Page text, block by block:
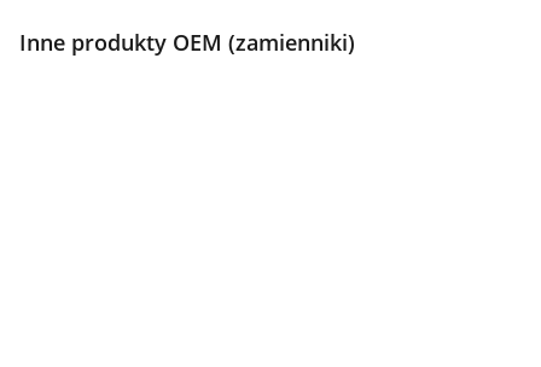
Inne produkty OEM (zamienniki)